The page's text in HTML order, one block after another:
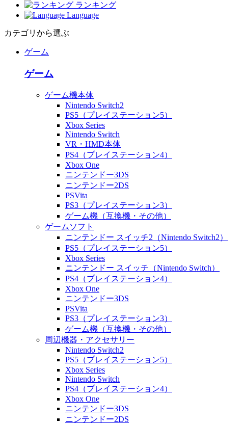
ランキング
Language
カテゴリから選ぶ
ゲーム
ゲーム
ゲーム機本体
Nintendo Switch2
PS5（プレイステーション5）
Xbox Series
Nintendo Switch
VR・HMD本体
PS4（プレイステーション4）
Xbox One
ニンテンドー3DS
ニンテンドー2DS
PSVita
PS3（プレイステーション3）
ゲーム機（互換機・その他）
ゲームソフト
ニンテンドー スイッチ2（Nintendo Switch2）
PS5（プレイステーション5）
Xbox Series
ニンテンドー スイッチ（Nintendo Switch）
PS4（プレイステーション4）
Xbox One
ニンテンドー3DS
PSVita
PS3（プレイステーション3）
ゲーム機（互換機・その他）
周辺機器・アクセサリー
Nintendo Switch2
PS5（プレイステーション5）
Xbox Series
Nintendo Switch
PS4（プレイステーション4）
Xbox One
ニンテンドー3DS
ニンテンドー2DS